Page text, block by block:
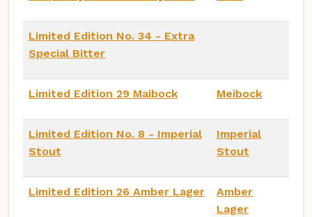
Limited Edition No. 34 - Extra
Special Bitter
Limited Edition 29 Maibock Meibock
Limited Edition No. 8 - Imperial
Stout
Imperial
Stout
Limited Edition 26 Amber Lager
Amber
Lager